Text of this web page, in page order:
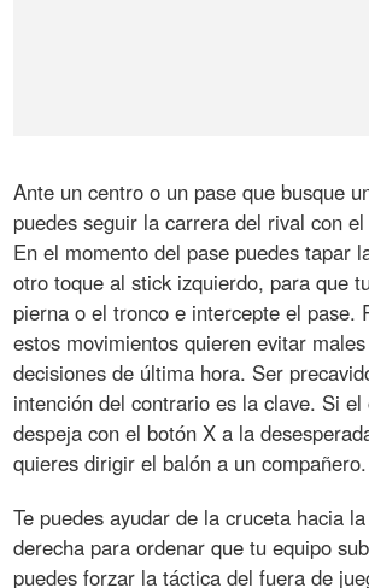
Ante un centro o un pase que busque
puedes seguir la carrera del rival con
En el momento del pase puedes tapar
otro toque al stick izquierdo, para que
pierna o el tronco e intercepte el pase.
estos movimientos quieren evitar
decisiones de última hora. Ser
intención del contrario es la clave. Si
despeja con el botón X a la
quieres dirigir el balón a un compañero.
Te puedes ayudar de la cruceta hacia
derecha para ordenar que tu equipo
puedes forzar la táctica del fuera de